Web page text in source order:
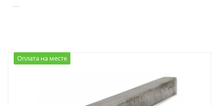
—
Оплата на месте